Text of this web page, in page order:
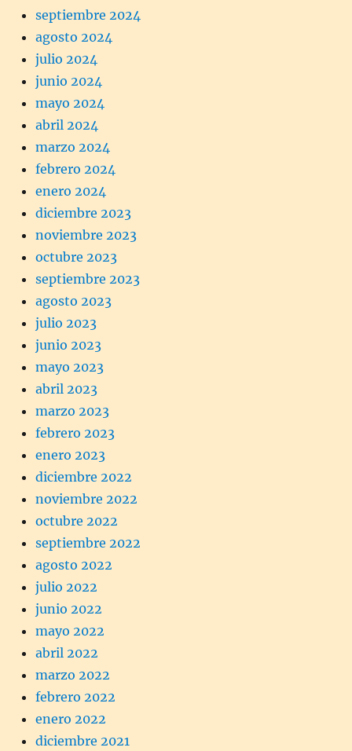
septiembre 2024
agosto 2024
julio 2024
junio 2024
mayo 2024
abril 2024
marzo 2024
febrero 2024
enero 2024
diciembre 2023
noviembre 2023
octubre 2023
septiembre 2023
agosto 2023
julio 2023
junio 2023
mayo 2023
abril 2023
marzo 2023
febrero 2023
enero 2023
diciembre 2022
noviembre 2022
octubre 2022
septiembre 2022
agosto 2022
julio 2022
junio 2022
mayo 2022
abril 2022
marzo 2022
febrero 2022
enero 2022
diciembre 2021